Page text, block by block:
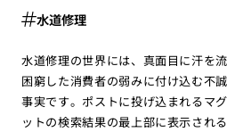
水道修理
水道修理の世界には、真面目に汗を
困窮した消費者の弱みに付け込む不
事実です。ポストに投げ込まれるマ
ットの検索結果の最上部に表示され